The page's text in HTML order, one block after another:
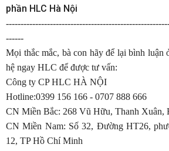
phần HLC Hà Nội
------
Mọi thắc mắc, bà con hãy để lại bình luận
hệ ngay HLC để được tư vấn:
Công ty CP HLC HÀ NỘI
Hotline:0399 156 166 - 0707 888 666
CN Miền Bắc: 268 Vũ Hữu, Thanh Xuân,
CN Miền Nam: Số 32, Đường HT26,
12, TP Hồ Chí Minh